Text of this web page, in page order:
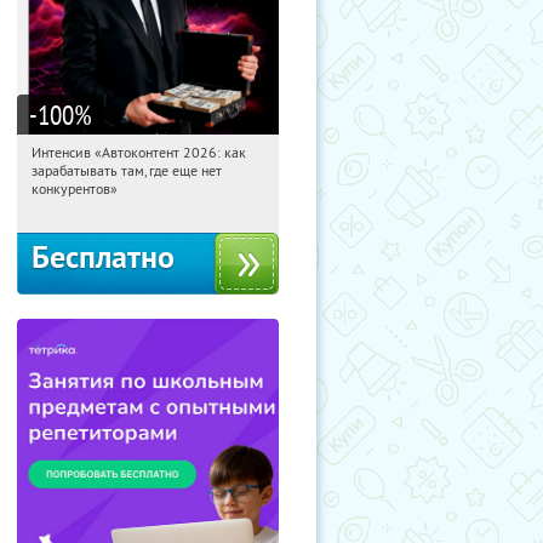
-100%
23:26:58 Получили:
Россия
Интенсив «Автоконтент 2026: как
зарабатывать там, где еще нет
конкурентов»
Бесплатно